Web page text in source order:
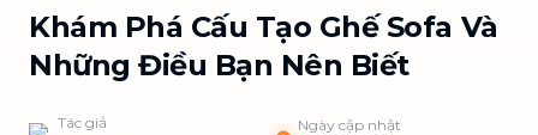
Khám Phá Cấu Tạo Ghế Sofa Và
Những Điều Bạn Nên Biết
Tác giả Ngày cập nhật